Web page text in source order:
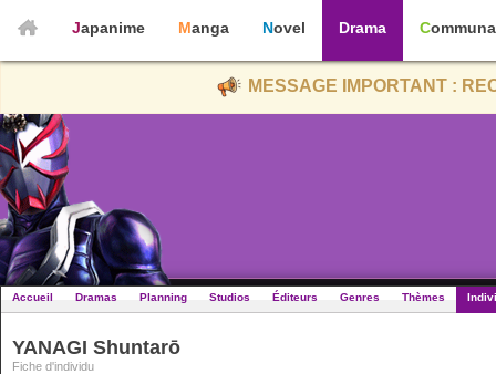
Japanime Manga Novel Drama
MESSAGE IMPORTANT :
Accueil Dramas Planning Studios Éditeurs Genres Thèmes
YANAGI Shuntarō
Fiche d'individu